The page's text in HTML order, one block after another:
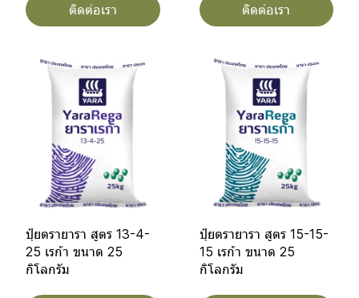
ติดต่อเรา ติดต่อเรา
ปุ๋ยตรายารา สูตร 13-4-
25 เรก้า ขนาด 25
กิโลกรัม
ปุ๋ยตรายารา สูตร 15-15-
15 เรก้า ขนาด 25
กิโลกรัม